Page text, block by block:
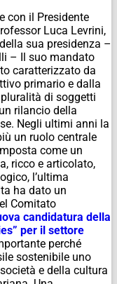
con il Presidente
Luca Levrini,
sua presidenza –
– Il suo mandato
caratterizzato da
primario e dalla
di soggetti
rilancio della
Negli ultimi anni la
un ruolo centrale
come un
ricco e articolato,
l’ultima
ha dato un
Comitato
candidatura della
per il settore
perché
sostenibile uno
e della cultura